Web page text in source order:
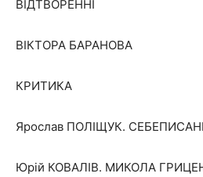
ВІДТВОРЕННІ
ВІКТОРА БАРАНОВА
КРИТИКА
Ярослав ПОЛІЩУК.
Юрій КОВАЛІВ. МИКОЛА